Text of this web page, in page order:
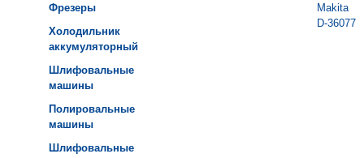
Фрезеры
Холодильник
аккумуляторный
Шлифовальные
машины
Полировальные
машины
Шлифовальные